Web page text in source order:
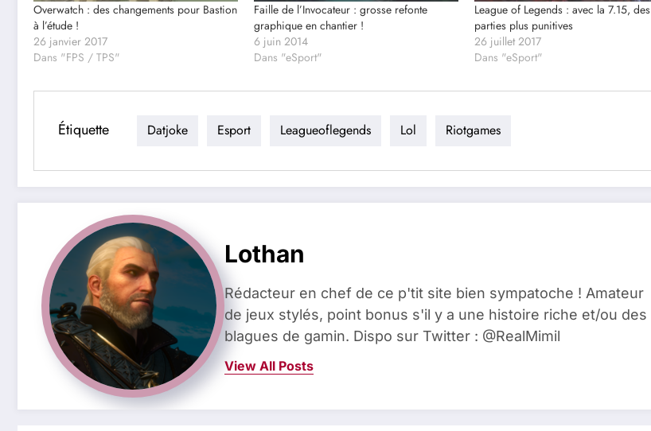
Overwatch : des changements pour Bastion
à l’étude !
26 janvier 2017
Dans "FPS / TPS"
Faille de l’Invocateur : grosse refonte
graphique en chantier !
6 juin 2014
Dans "eSport"
League of Legends : avec la 7.15, des
parties plus punitives
26 juillet 2017
Dans "eSport"
Étiquette Datjoke Esport Leagueoflegends Lol Riotgames
Lothan
Rédacteur en chef de ce p'tit site bien sympatoche ! Amateur
de jeux stylés, point bonus s'il y a une histoire riche et/ou des
blagues de gamin. Dispo sur Twitter : @RealMimil
View All Posts